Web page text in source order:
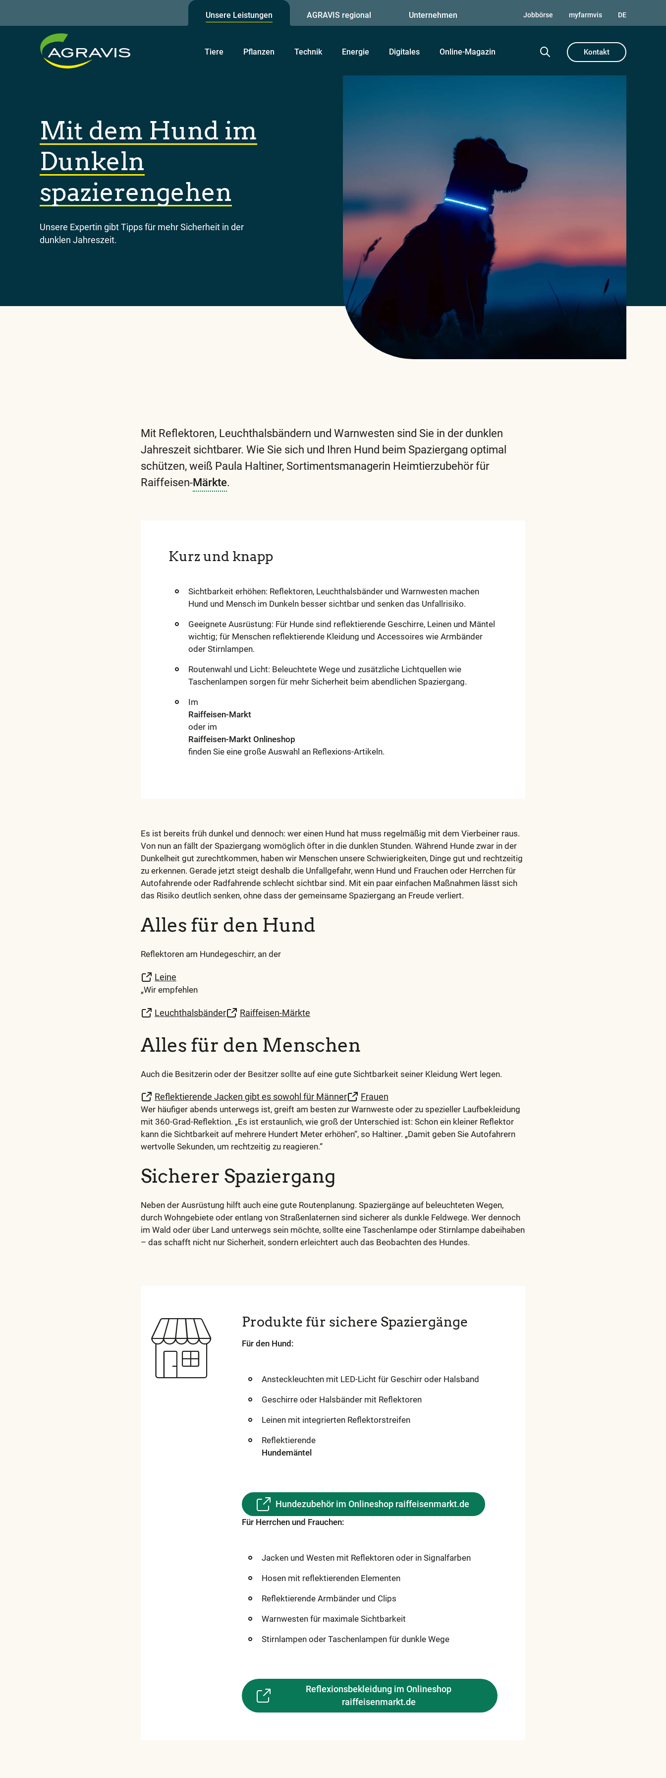
Unsere Leistungen AGRAVIS regional Unternehmen Jobbörse myfarmvis DE
Tiere Pflanzen Technik Energie Digitales Online-Magazin Kontakt
Mit dem Hund im
Dunkeln
spazierengehen
Unsere Expertin gibt Tipps für mehr Sicherheit in der
dunklen Jahreszeit.
Mit Reflektoren, Leuchthalsbändern und Warnwesten sind Sie in der dunklen
Jahreszeit sichtbarer. Wie Sie sich und Ihren Hund beim Spaziergang optimal
schützen, weiß Paula Haltiner, Sortimentsmanagerin Heimtierzubehör für
Raiffeisen-Märkte.
wichtigen
Begriffe
Sie
unserem
Glossar
Kurz und knapp
Sichtbarkeit erhöhen: Reflektoren, Leuchthalsbänder und Warnwesten machen
Hund und Mensch im Dunkeln besser sichtbar und senken das Unfallrisiko.
Geeignete Ausrüstung: Für Hunde sind reflektierende Geschirre, Leinen und Mäntel
wichtig; für Menschen reflektierende Kleidung und Accessoires wie Armbänder
oder Stirnlampen.
Routenwahl und Licht: Beleuchtete Wege und zusätzliche Lichtquellen wie
Taschenlampen sorgen für mehr Sicherheit beim abendlichen Spaziergang.
Im
Raiffeisen-Markt
oder im
Raiffeisen-Markt Onlineshop
finden Sie eine große Auswahl an Reflexions-Artikeln.
Es ist bereits früh dunkel und dennoch: wer einen Hund hat muss regelmäßig mit dem Vierbeiner raus.
Von nun an fällt der Spaziergang womöglich öfter in die dunklen Stunden. Während Hunde zwar in der
Dunkelheit gut zurechtkommen, haben wir Menschen unsere Schwierigkeiten, Dinge gut und rechtzeitig
zu erkennen. Gerade jetzt steigt deshalb die Unfallgefahr, wenn Hund und Frauchen oder Herrchen für
Autofahrende oder Radfahrende schlecht sichtbar sind. Mit ein paar einfachen Maßnahmen lässt sich
das Risiko deutlich senken, ohne dass der gemeinsame Spaziergang an Freude verliert.
Alles für den Hund
Reflektoren am Hundegeschirr, an der
Leine
„Wir empfehlen
Leuchthalsbänder Raiffeisen-Märkte
Alles für den Menschen
Auch die Besitzerin oder der Besitzer sollte auf eine gute Sichtbarkeit seiner Kleidung Wert legen.
Reflektierende Jacken gibt es sowohl für Männer Frauen
Wer häufiger abends unterwegs ist, greift am besten zur Warnweste oder zu spezieller Laufbekleidung
mit 360-Grad-Reflektion. „Es ist erstaunlich, wie groß der Unterschied ist: Schon ein kleiner Reflektor
kann die Sichtbarkeit auf mehrere Hundert Meter erhöhen“, so Haltiner. „Damit geben Sie Autofahrern
wertvolle Sekunden, um rechtzeitig zu reagieren.“
Sicherer Spaziergang
Neben der Ausrüstung hilft auch eine gute Routenplanung. Spaziergänge auf beleuchteten Wegen,
durch Wohngebiete oder entlang von Straßenlaternen sind sicherer als dunkle Feldwege. Wer dennoch
im Wald oder über Land unterwegs sein möchte, sollte eine Taschenlampe oder Stirnlampe dabeihaben
– das schafft nicht nur Sicherheit, sondern erleichtert auch das Beobachten des Hundes.
Produkte für sichere Spaziergänge
Für den Hund:
Ansteckleuchten mit LED-Licht für Geschirr oder Halsband
Geschirre oder Halsbänder mit Reflektoren
Leinen mit integrierten Reflektorstreifen
Reflektierende
Hundemäntel
Hundezubehör im Onlineshop raiffeisenmarkt.de
Für Herrchen und Frauchen:
Jacken und Westen mit Reflektoren oder in Signalfarben
Hosen mit reflektierenden Elementen
Reflektierende Armbänder und Clips
Warnwesten für maximale Sichtbarkeit
Stirnlampen oder Taschenlampen für dunkle Wege
Reflexionsbekleidung im Onlineshop
raiffeisenmarkt.de